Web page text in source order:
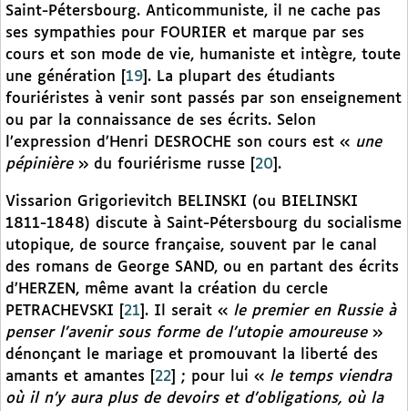
Saint-Pétersbourg. Anticommuniste, il ne cache pas
ses sympathies pour FOURIER et marque par ses
cours et son mode de vie, humaniste et intègre, toute
une génération
19 . La plupart des étudiants
fouriéristes à venir sont passés par son enseignement
ou par la connaissance de ses écrits. Selon
l’expression d’Henri DESROCHE son cours est « une
pépinière» du fouriérisme russe 20 .
Vissarion Grigorievitch BELINSKI (ou BIELINSKI
1811-1848) discute à Saint-Pétersbourg du socialisme
utopique, de source française, souvent par le canal
des romans de George SAND, ou en partant des écrits
d’HERZEN, même avant la création du cercle
PETRACHEVSKI
21 . Il serait « le premier en Russie à
penser l’avenir sous forme de l’utopie amoureuse»
dénonçant le mariage et promouvant la liberté des
amants et amantes
22 ; pour lui « le temps viendra
où il n’y aura plus de devoirs et d’obligations, où la